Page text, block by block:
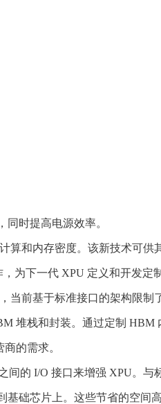
同时提高电源效率。
算和内存密度。该新技术可
为下一代 XPU 定义和开发定
前基于标准接口的架构限制
堆栈和封装。通过定制
的需求。
的 I/O 接口来增强 XPU。
础芯片上。这些节省的空间